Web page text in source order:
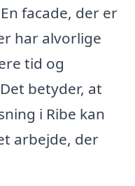
En facade, der er
har alvorlige
tid og
betyder, at
i Ribe kan
arbejde, der